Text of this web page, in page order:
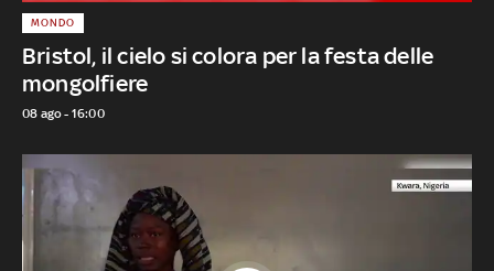
Bristol, il cielo si colora per la festa delle
mongolfiere
MONDO
08 ago - 16:00